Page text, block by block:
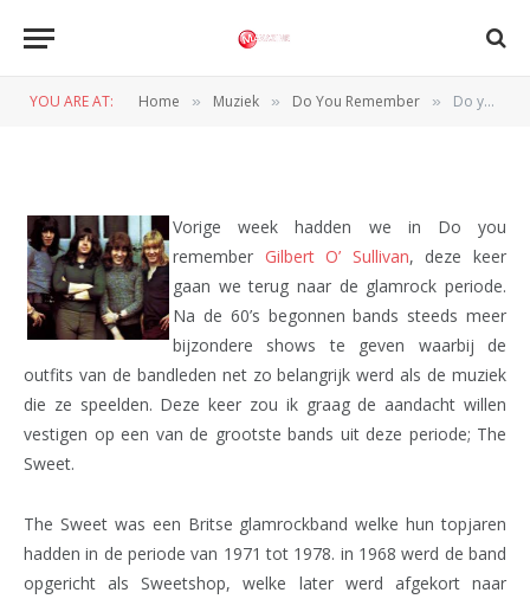
YOU ARE AT: Home » Muziek » Do You Remember » Do you remember ….. The Sweet
Do you remember ….. The
Vorige week hadden we in Do you
remember Gilbert O’ Sullivan, deze keer
gaan we terug naar de glamrock periode.
Na de 60’s begonnen bands steeds meer
bijzondere shows te geven waarbij de
outfits van de bandleden net zo belangrijk werd als de muziek
die ze speelden. Deze keer zou ik graag de aandacht willen
vestigen op een van de grootste bands uit deze periode; The
Sweet.
The Sweet was een Britse glamrockband welke hun topjaren
hadden in de periode van 1971 tot 1978. in 1968 werd de band
opgericht als Sweetshop, welke later werd afgekort naar